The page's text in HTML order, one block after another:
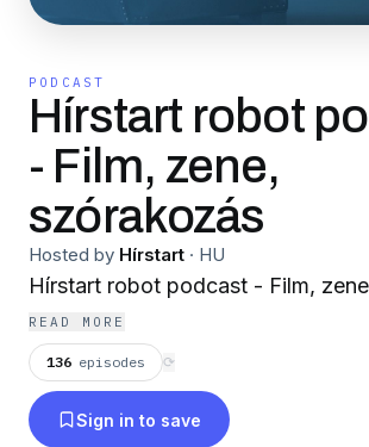
PODCAST
Hírstart robot
- Film, zene,
szórakozás
Hosted by Hírstart · HU
Hírstart robot podcast - Film,
READ MORE
136 episodes ⟳
Sign in to save